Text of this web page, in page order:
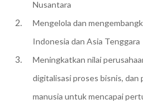
Nusantara
Mengelola dan
Indonesia dan Asia Tenggara
Meningkatkan nilai
digitalisasi proses bisnis, dan
manusia untuk mencapai